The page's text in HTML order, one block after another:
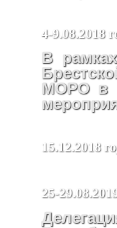
4-9.08.2018
В
МОРО в
15.12.2018
25-